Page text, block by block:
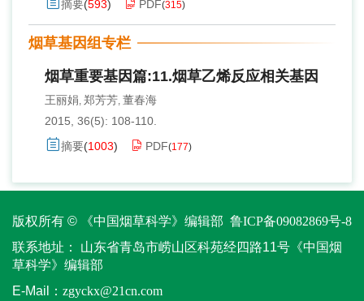
摘要(593) PDF(315)
烟草基因组专栏
烟草重要基因篇:11.烟草乙烯反应相关基因
王丽娟, 郑芳芳, 董春海
2015, 36(5): 108-110.
摘要(1003) PDF(177)
版权所有 © 《中国烟草科学》编辑部 鲁ICP备09082869号-8
联系地址：
山东省青岛市崂山区科苑经四路11号《中国烟
草科学》编辑部
E-Mail： zgyckx@21cn.com